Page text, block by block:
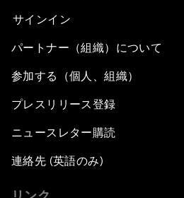
サインイン
パートナー（組織）について
参加する（個人、組織）
プレスリリース登録
ニュースレター購読
連絡先 (英語のみ)